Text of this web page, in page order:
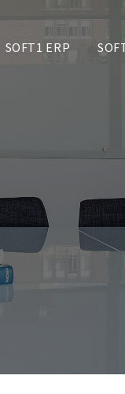
SOFT1 ERP